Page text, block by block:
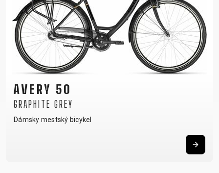
AVERY 50
GRAPHITE GREY
Dámsky mestský bicykel